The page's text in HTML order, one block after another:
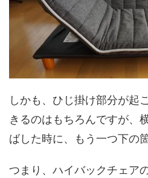
しかも、ひじ掛け部分が起
きるのはもちろんですが、
ばした時に、もう一つ下の
つまり、ハイバックチェア